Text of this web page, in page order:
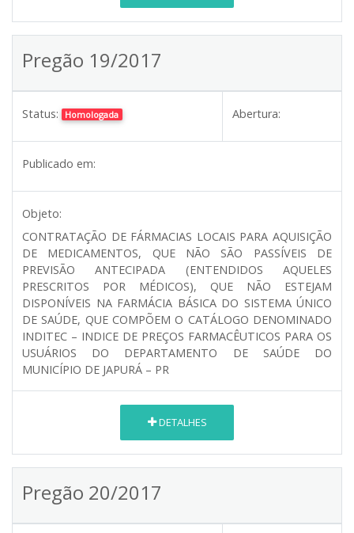
Pregão 19/2017
Status: Homologada Abertura:
Publicado em:
Objeto:
CONTRATAÇÃO DE FÁRMACIAS LOCAIS PARA AQUISIÇÃO
DE MEDICAMENTOS, QUE NÃO SÃO PASSÍVEIS DE
PREVISÃO ANTECIPADA (ENTENDIDOS AQUELES
PRESCRITOS POR MÉDICOS), QUE NÃO ESTEJAM
DISPONÍVEIS NA FARMÁCIA BÁSICA DO SISTEMA ÚNICO
DE SAÚDE, QUE COMPÕEM O CATÁLOGO DENOMINADO
INDITEC – INDICE DE PREÇOS FARMACÊUTICOS PARA OS
USUÁRIOS DO DEPARTAMENTO DE SAÚDE DO
MUNICÍPIO DE JAPURÁ – PR
DETALHES
Pregão 20/2017